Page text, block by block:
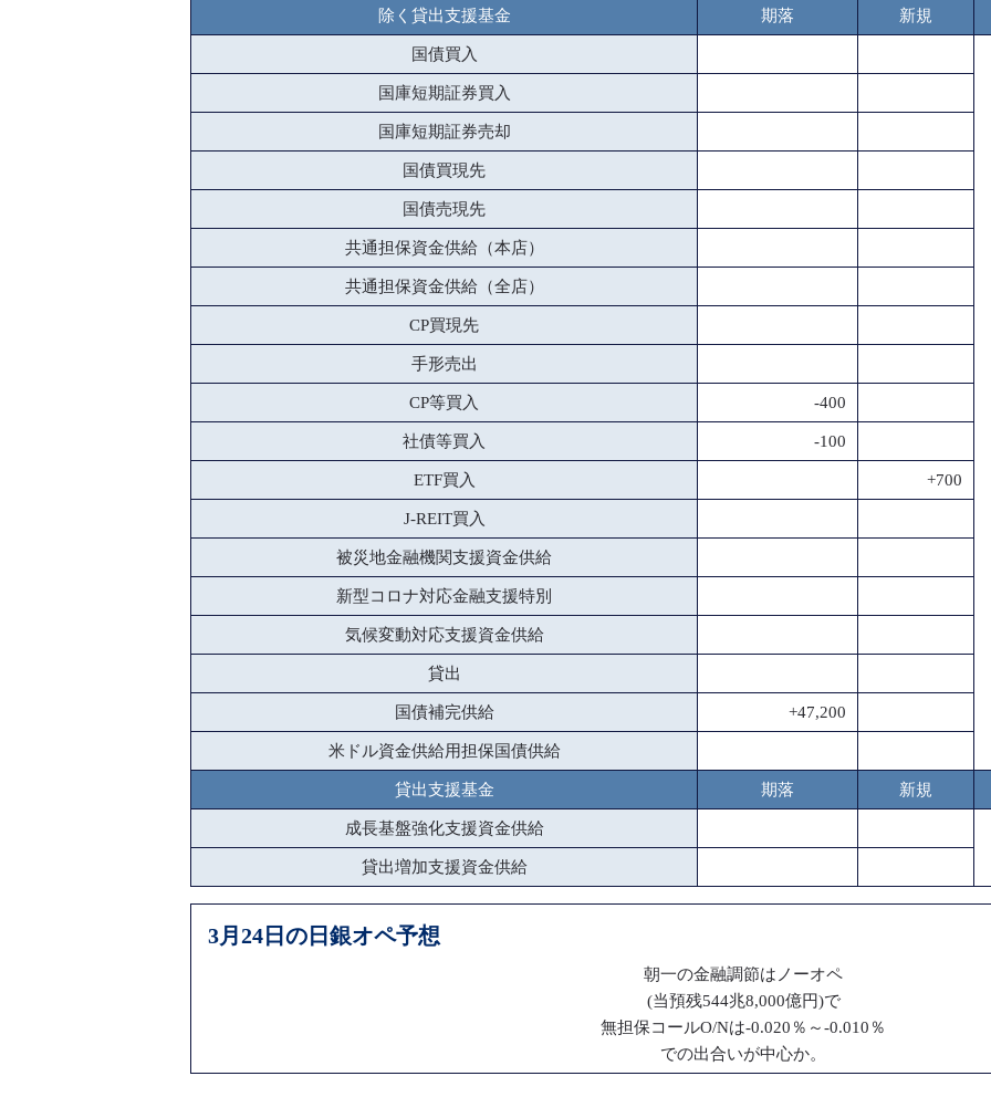
除く貸出支援基金 期落 新規
国債買入
国庫短期証券買入
国庫短期証券売却
国債買現先
国債売現先
共通担保資金供給（本店）
共通担保資金供給（全店）
CP買現先
手形売出
CP等買入 -400
社債等買入 -100
ETF買入 +700
J-REIT買入
被災地金融機関支援資金供給
新型コロナ対応金融支援特別
気候変動対応支援資金供給
貸出
国債補完供給 +47,200
米ドル資金供給用担保国債供給
貸出支援基金 期落 新規
成長基盤強化支援資金供給
貸出増加支援資金供給
3月24日の日銀オペ予想
朝一の金融調節はノーオペ
(当預残544兆8,000億円)で
無担保コールO/Nは-0.020％～-0.010％
での出合いが中心か。